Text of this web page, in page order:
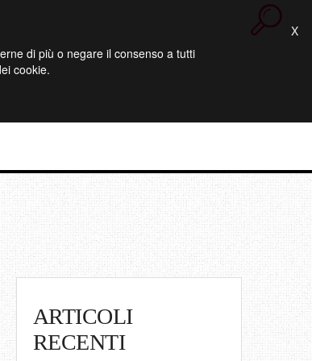
di più o negare il consenso a tutti
cookie.
X
ARTICOLI
RECENTI